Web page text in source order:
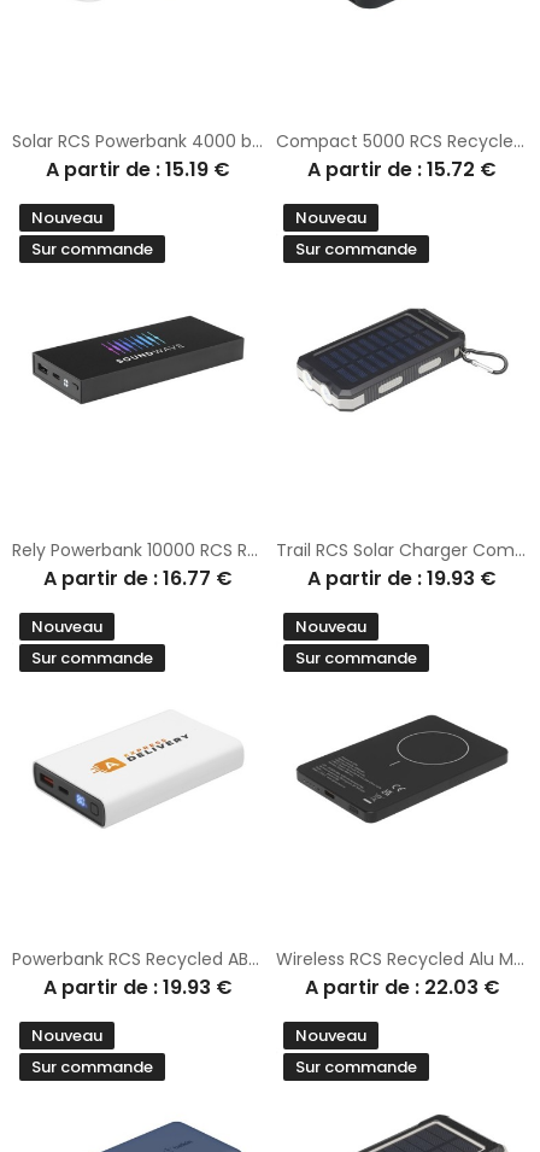
Solar RCS Powerbank 4000 batterie externe
A partir de : 15.19 €
Compact 5000 RCS Recycled ABS Powerbank
A partir de : 15.72 €
Nouveau
Sur commande
Rely Powerbank 10000 RCS Recycled Alu
A partir de : 16.77 €
Nouveau
Sur commande
Trail RCS Solar Charger Compass 8000 batterie externe
A partir de : 19.93 €
Nouveau
Sur commande
Powerbank RCS Recycled ABS 10000 batterie externe
A partir de : 19.93 €
Nouveau
Sur commande
Wireless RCS Recycled Alu Magsafe Powerbank 5000
A partir de : 22.03 €
Nouveau
Sur commande
Nouveau
Sur commande